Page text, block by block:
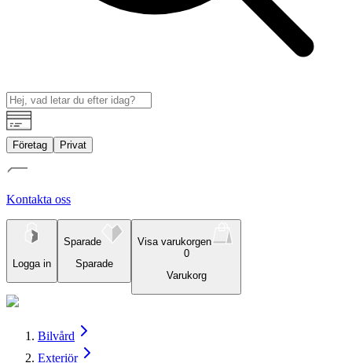
Företag Privat
Kontakta oss
Logga in
Sparade
Sparade
Visa varukorgen
0
Varukorg
Bilvård
Exteriör